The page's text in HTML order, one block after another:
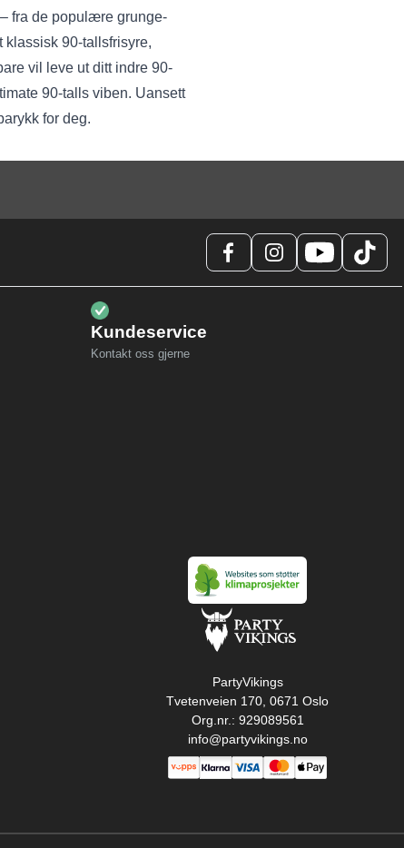
fra de populære grunge-
klassisk 90-tallsfrisyre,
vil leve ut ditt indre 90-
90-talls viben. Uansett
for deg.
Kundeservice
Kontakt oss gjerne
PartyVikings
Tvetenveien 170, 0671 Oslo
Org.nr.: 929089561
info@partyvikings.no